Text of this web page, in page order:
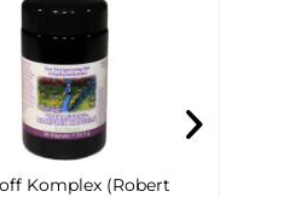
Komplex (Robert